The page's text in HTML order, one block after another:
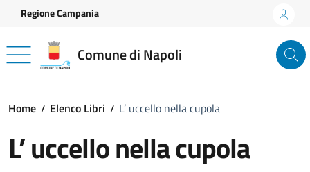
Vai ai contenuti
Vai al footer
Regione Campania
Comune di Napoli
Home Elenco Libri L’ uccello nella cupola
L’ uccello nella cupola